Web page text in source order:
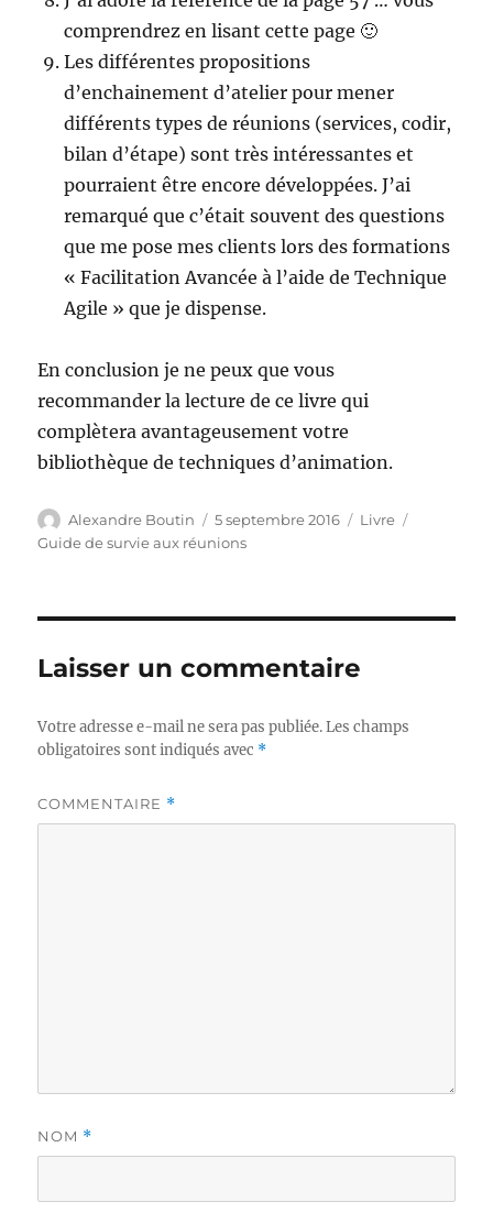
comprendrez en lisant cette page 🙂
Les différentes propositions
d’enchainement d’atelier pour mener
différents types de réunions (services, codir,
bilan d’étape) sont très intéressantes et
pourraient être encore développées. J’ai
remarqué que c’était souvent des questions
que me pose mes clients lors des formations
« Facilitation Avancée à l’aide de Technique
Agile » que je dispense.
En conclusion je ne peux que vous
recommander la lecture de ce livre qui
complètera avantageusement votre
bibliothèque de techniques d’animation.
Auteur
Alexandre Boutin
Publié
le
5 septembre 2016 Catégories
Livre
Guide de survie aux réunions
Laisser un commentaire
Votre adresse e-mail ne sera pas publiée. Les champs
obligatoires sont indiqués avec *
COMMENTAIRE *
NOM *